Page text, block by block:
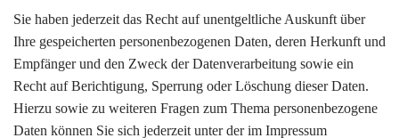
Sie haben jederzeit das Recht auf unentgeltliche Auskunft über
Ihre gespeicherten personenbezogenen Daten, deren Herkunft und
Empfänger und den Zweck der Datenverarbeitung sowie ein
Recht auf Berichtigung, Sperrung oder Löschung dieser Daten.
Hierzu sowie zu weiteren Fragen zum Thema personenbezogene
Daten können Sie sich jederzeit unter der im Impressum